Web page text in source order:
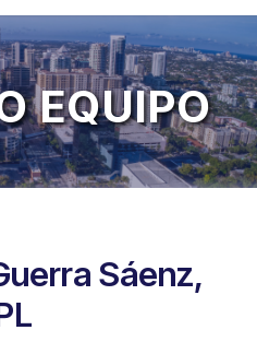
EQUIPO
Sáenz,